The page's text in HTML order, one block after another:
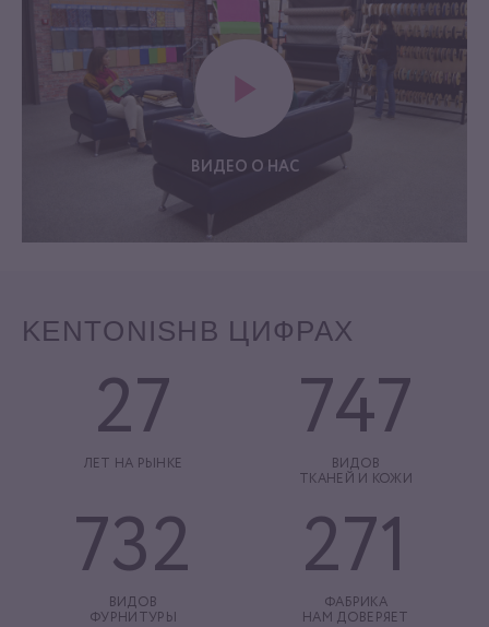
ВИДЕО О НАС
KENTONISH В ЦИФРАХ
27
ЛЕТ НА РЫНКЕ
747
ВИДОВ
ТКАНЕЙ И КОЖИ
732
ВИДОВ
ФУРНИТУРЫ
271
ФАБРИКА
НАМ ДОВЕРЯЕТ